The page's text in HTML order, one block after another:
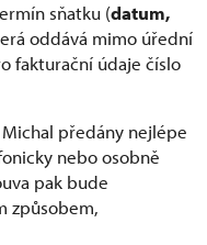
sňatku (datum,
oddává mimo úřední
fakturační údaje číslo
předány nejlépe
nebo osobně
pak bude
způsobem,